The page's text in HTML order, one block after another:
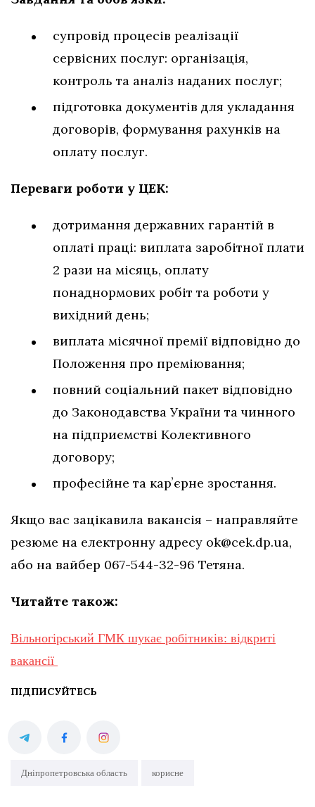
супровід процесів реалізації
сервісних послуг: організація,
контроль та аналіз наданих послуг;
підготовка документів для укладання
договорів, формування рахунків на
оплату послуг.
Переваги роботи у ЦЕК:
дотримання державних гарантій в
оплаті праці: виплата заробітної плати
2 рази на місяць, оплату
понаднормових робіт та роботи у
вихідний день;
виплата місячної премії відповідно до
Положення про преміювання;
повний соціальний пакет відповідно
до Законодавства України та чинного
на підприємстві Колективного
договору;
професійне та карʼєрне зростання.
Якщо вас зацікавила вакансія – направляйте
резюме на електронну адресу ok@cek.dp.ua,
або на вайбер 067-544-32-96 Тетяна.
Читайте також:
Вільногірський ГМК шукає робітників: відкриті
вакансії
ПІДПИСУЙТЕСЬ
Дніпропетровська область корисне